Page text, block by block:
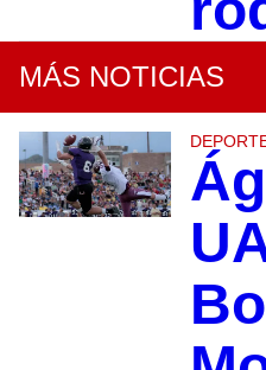
MÁS NOTICIAS